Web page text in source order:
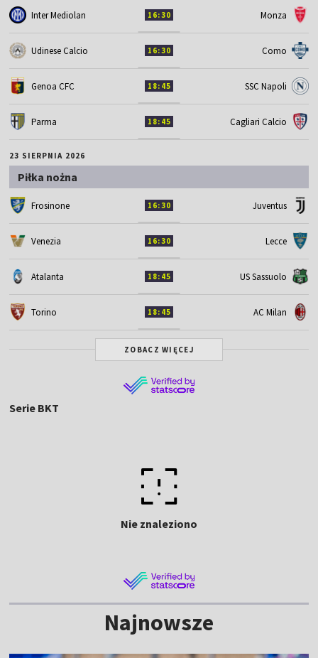
Inter Mediolan 16:30 Monza
Udinese Calcio 16:30 Como
Genoa CFC 18:45 SSC Napoli
Parma 18:45 Cagliari Calcio
23 SIERPNIA 2026
Piłka nożna
Frosinone 16:30 Juventus
Venezia 16:30 Lecce
Atalanta 18:45 US Sassuolo
Torino 18:45 AC Milan
ZOBACZ WIĘCEJ
Serie BKT
Nie znaleziono
Najnowsze